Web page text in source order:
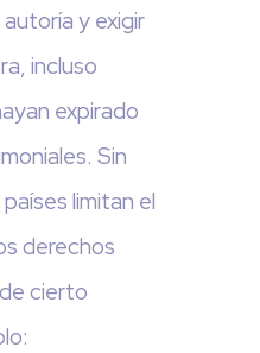
y exigir
incluso
expirado
Sin
limitan el
derechos
cierto